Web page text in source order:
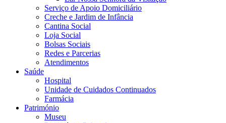
Serviço de Apoio Domiciliário
Creche e Jardim de Infância
Cantina Social
Loja Social
Bolsas Sociais
Redes e Parcerias
Atendimentos
Saúde
Hospital
Unidade de Cuidados Continuados
Farmácia
Património
Museu